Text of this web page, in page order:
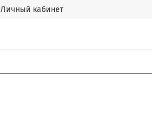
Личный кабинет